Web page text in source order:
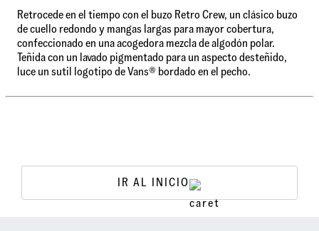
Retrocede en el tiempo con el buzo Retro Crew, un clásico buzo
de cuello redondo y mangas largas para mayor cobertura,
confeccionado en una acogedora mezcla de algodón polar.
Teñida con un lavado pigmentado para un aspecto desteñido,
luce un sutil logotipo de Vans® bordado en el pecho.
IR AL INICIO